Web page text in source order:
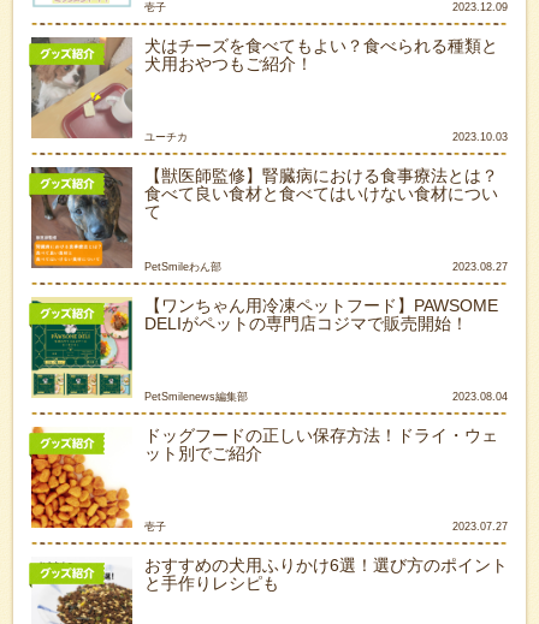
壱子 2023.12.09
犬はチーズを食べてもよい？食べられる種類と
犬用おやつもご紹介！
ユーチカ 2023.10.03
【獣医師監修】腎臓病における食事療法とは？
食べて良い食材と食べてはいけない食材につい
て
PetSmileわん部 2023.08.27
【ワンちゃん用冷凍ペットフード】PAWSOME
DELIがペットの専門店コジマで販売開始！
PetSmilenews編集部 2023.08.04
ドッグフードの正しい保存方法！ドライ・ウェ
ット別でご紹介
壱子 2023.07.27
おすすめの犬用ふりかけ6選！選び方のポイント
と手作りレシピも